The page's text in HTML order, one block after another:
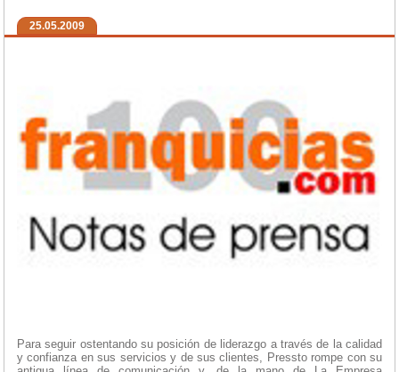
25.05.2009
Para seguir ostentando su posición de liderazgo a través de la calidad
y confianza en sus servicios y de sus clientes, Pressto rompe con su